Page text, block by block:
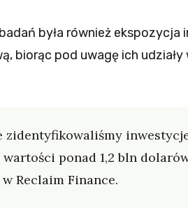
była również
biorąc pod uwagę ich
zidentyfikowaliśmy
ponad 1,2 bln
Reclaim Finance.